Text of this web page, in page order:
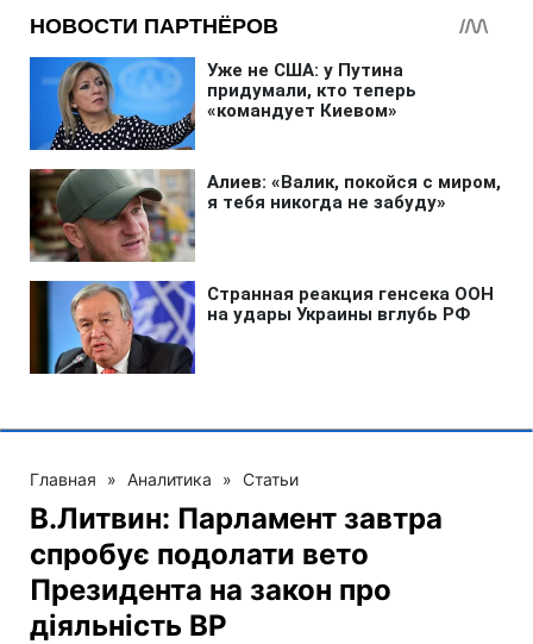
Главная » Аналитика » Статьи
В.Литвин: Парламент завтра
спробує подолати вето
Президента на закон про
діяльність ВР